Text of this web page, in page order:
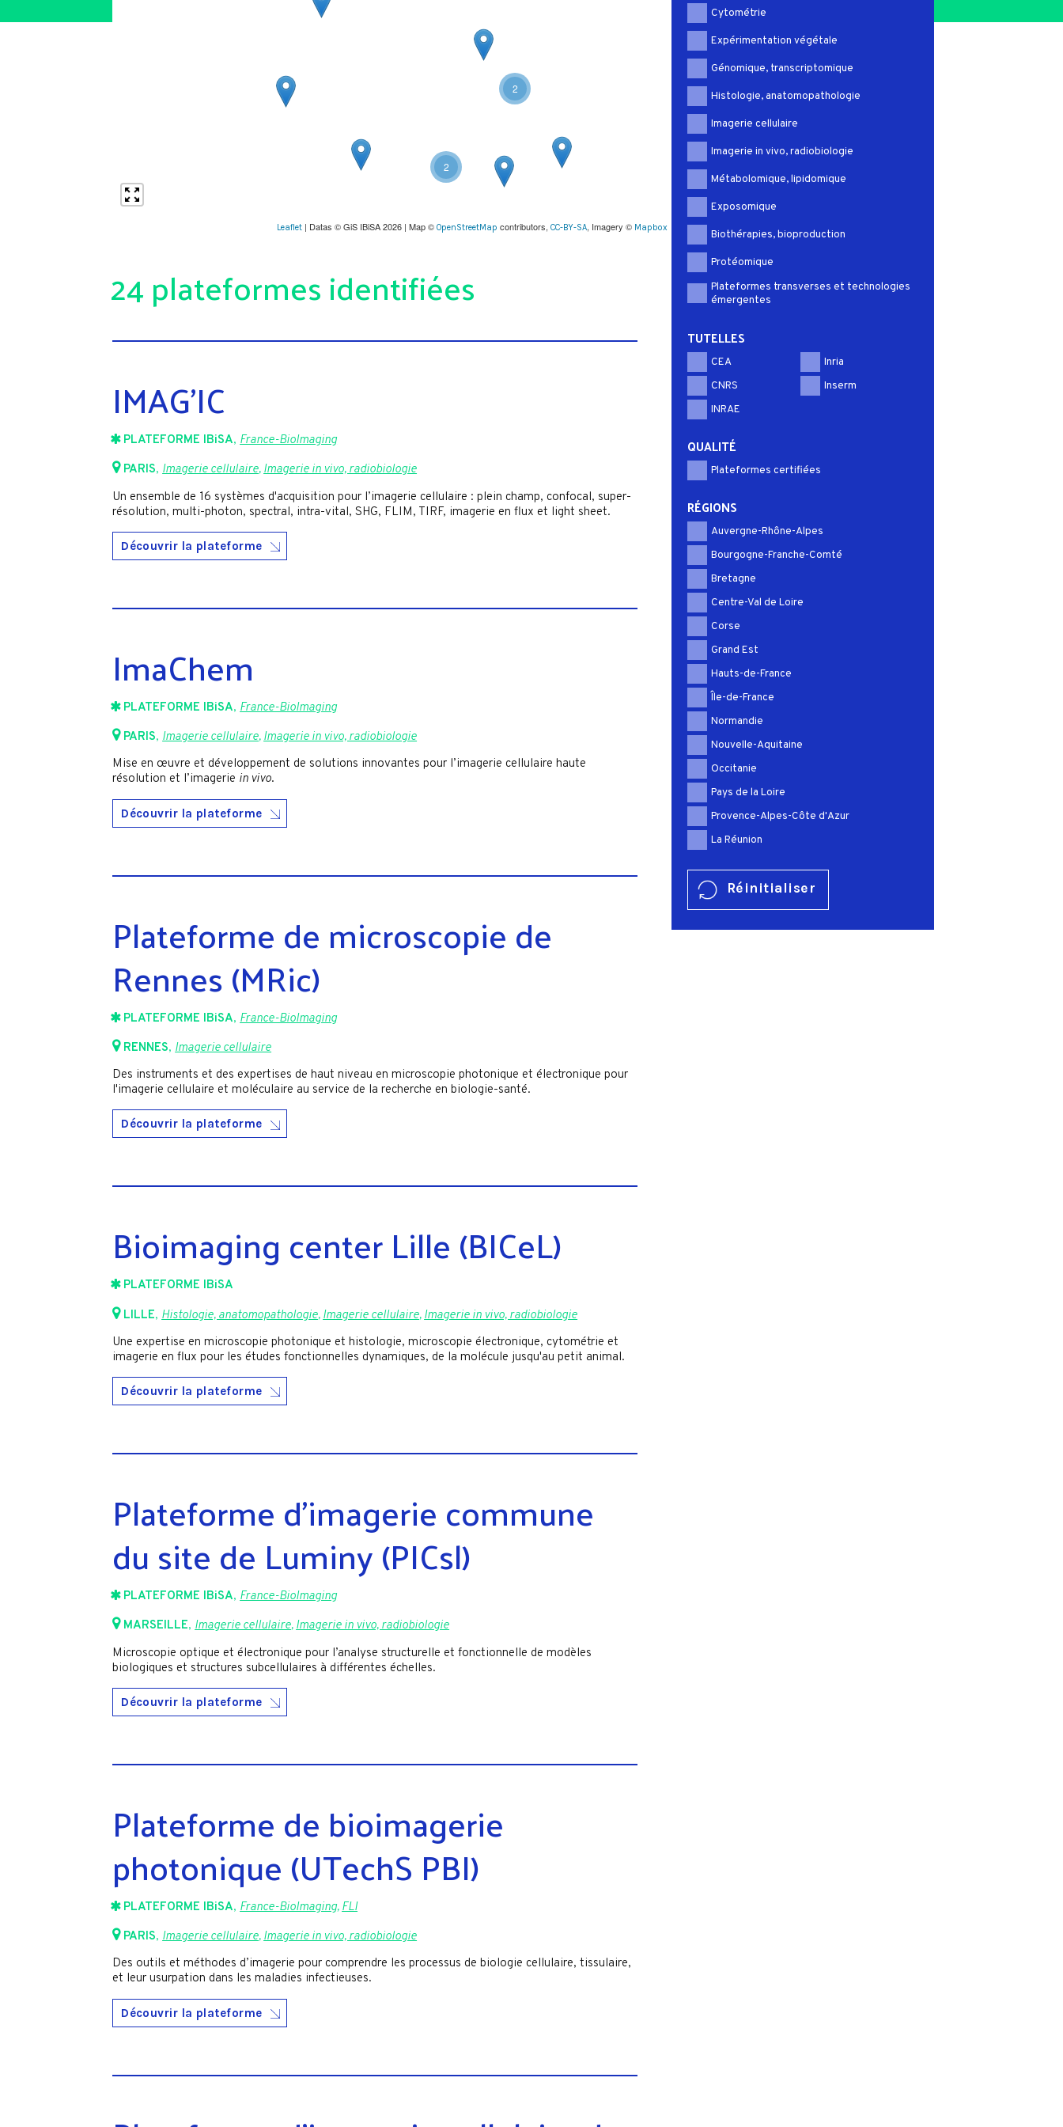
2
2
Leaflet| Datas © GiS IBiSA 2026 | Map © OpenStreetMap contributors, CC-BY-SA, Imagery © Mapbox
24 plateformes identifiées
IMAG’IC
PLATEFORME IBiSA,France-BioImaging
PARIS,Imagerie cellulaire,Imagerie in vivo, radiobiologie
Un ensemble de 16 systèmes d'acquisition pour l’imagerie cellulaire : plein champ, confocal, super-
résolution, multi-photon, spectral, intra-vital, SHG, FLIM, TIRF, imagerie en flux et light sheet.
Découvrir la plateforme
ImaChem
PLATEFORME IBiSA,France-BioImaging
PARIS,Imagerie cellulaire,Imagerie in vivo, radiobiologie
Mise en œuvre et développement de solutions innovantes pour l’imagerie cellulaire haute
résolution et l’imagerie in vivo.
Découvrir la plateforme
Plateforme de microscopie de
Rennes (MRic)
PLATEFORME IBiSA, France-BioImaging
RENNES,Imagerie cellulaire
Des instruments et des expertises de haut niveau en microscopie photonique et électronique pour
l'imagerie cellulaire et moléculaire au service de la recherche en biologie-santé.
Découvrir la plateforme
Bioimaging center Lille (BICeL)
PLATEFORME IBiSA
LILLE, Histologie, anatomopathologie, Imagerie cellulaire, Imagerie in vivo, radiobiologie
Une expertise en microscopie photonique et histologie, microscopie électronique, cytométrie et
imagerie en flux pour les études fonctionnelles dynamiques, de la molécule jusqu'au petit animal.
Découvrir la plateforme
Plateforme d’imagerie commune
du site de Luminy (PICsl)
PLATEFORME IBiSA,France-BioImaging
MARSEILLE,Imagerie cellulaire,Imagerie in vivo, radiobiologie
Microscopie optique et électronique pour l’analyse structurelle et fonctionnelle de modèles
biologiques et structures subcellulaires à différentes échelles.
Découvrir la plateforme
Plateforme de bioimagerie
photonique (UTechS PBI)
PLATEFORME IBiSA,France-BioImaging,FLI
PARIS,Imagerie cellulaire,Imagerie in vivo, radiobiologie
Des outils et méthodes d’imagerie pour comprendre les processus de biologie cellulaire, tissulaire,
et leur usurpation dans les maladies infectieuses.
Découvrir la plateforme
Cytométrie
Expérimentation végétale
Génomique, transcriptomique
Histologie, anatomopathologie
Imagerie cellulaire
Imagerie in vivo, radiobiologie
Métabolomique, lipidomique
Exposomique
Biothérapies, bioproduction
Protéomique
Plateformes transverses et technologies
émergentes
TUTELLES
CEA
CNRS
INRAE
Inria
Inserm
QUALITÉ
Plateformes certifiées
RÉGIONS
Auvergne-Rhône-Alpes
Bourgogne-Franche-Comté
Bretagne
Centre-Val de Loire
Corse
Grand Est
Hauts-de-France
Île-de-France
Normandie
Nouvelle-Aquitaine
Occitanie
Pays de la Loire
Provence-Alpes-Côte d'Azur
La Réunion
Réinitialiser